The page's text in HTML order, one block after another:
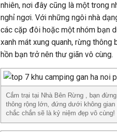
nhiên, nơi đây cũng là một trong
nghỉ ngơi. Với những ngôi nhà
các cặp đôi hoặc một nhóm bạn
xanh mát xung quanh, rừng
hồn bạn trở nên thư giãn vô cùng.
Cắm trại tại Nhà Bên Rừng , bạn
thông rộng lớn, đứng dưới không
chắc chắn sẽ là kỷ niệm đẹp vô